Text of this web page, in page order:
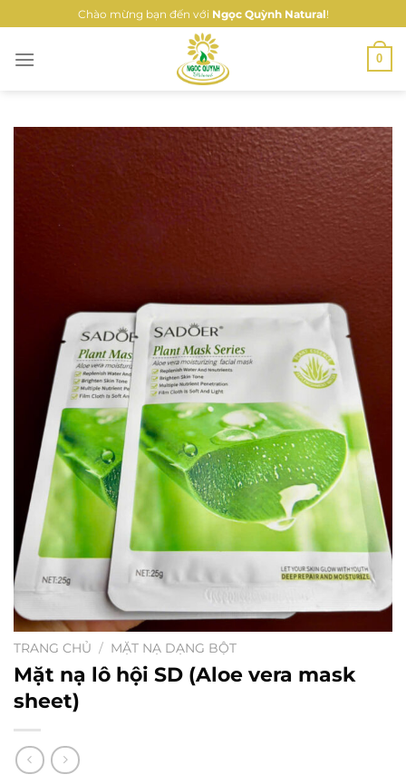
qua
nội
Chào mừng bạn đến với Ngọc Quỳnh Natural!
0
TRANG CHỦ / MẶT NẠ DẠNG BỘT
Mặt nạ lô hội SD (Aloe vera mask
sheet)